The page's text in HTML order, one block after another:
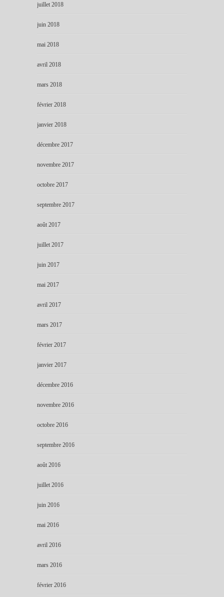
juillet 2018
juin 2018
mai 2018
avril 2018
mars 2018
février 2018
janvier 2018
décembre 2017
novembre 2017
octobre 2017
septembre 2017
août 2017
juillet 2017
juin 2017
mai 2017
avril 2017
mars 2017
février 2017
janvier 2017
décembre 2016
novembre 2016
octobre 2016
septembre 2016
août 2016
juillet 2016
juin 2016
mai 2016
avril 2016
mars 2016
février 2016